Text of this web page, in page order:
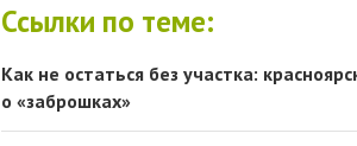
Ссылки по теме:
Как не остаться без участка:
о «заброшках»